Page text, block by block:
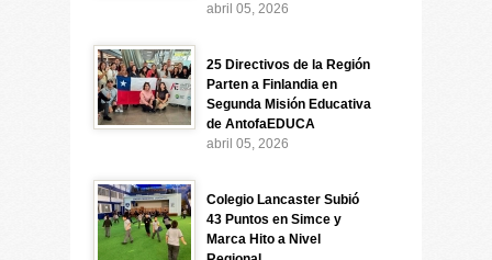
abril 05, 2026
25 Directivos de la Región
Parten a Finlandia en
Segunda Misión Educativa
de AntofaEDUCA
abril 05, 2026
Colegio Lancaster Subió
43 Puntos en Simce y
Marca Hito a Nivel